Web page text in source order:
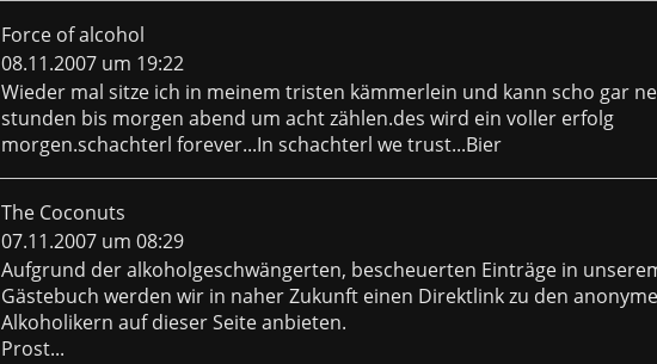
Force of alcohol
08.11.2007 um 19:22
Wieder mal sitze ich in meinem tristen kämmerlein und kann scho gar
stunden bis morgen abend um acht zählen.des wird ein voller erfolg
morgen.schachterl forever...In schachterl we trust...Bier
The Coconuts
07.11.2007 um 08:29
Aufgrund der alkoholgeschwängerten, bescheuerten Einträge in
Gästebuch werden wir in naher Zukunft einen Direktlink zu den
Alkoholikern auf dieser Seite anbieten.
Prost...